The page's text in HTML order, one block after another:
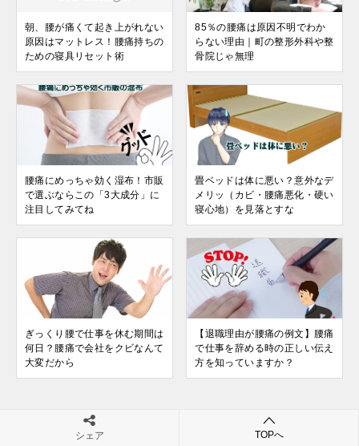
朝、腰が痛くて起き上がれない
原因はマットレス！腰痛持ちの
ための寝具リセット術
85％の腰痛は原因不明でわか
らない理由｜町の整形外科や整
骨院じゃ無理
腰痛にめっちゃ効く湿布！市販
で選ぶならこの「3大成分」に
注目してみてね
畳ベッドは体に悪い？意外なデ
メリッ（カビ・腰痛悪化・硬い
寝心地）を見落とすな
ぎっくり腰で仕事を休む期間は
何日？腰痛で会社をクビなんて
大変だから
【退職理由が腰痛の例文】腰痛
で仕事を辞める時の正しい伝え
方を知っていますか？
シェア TOPへ